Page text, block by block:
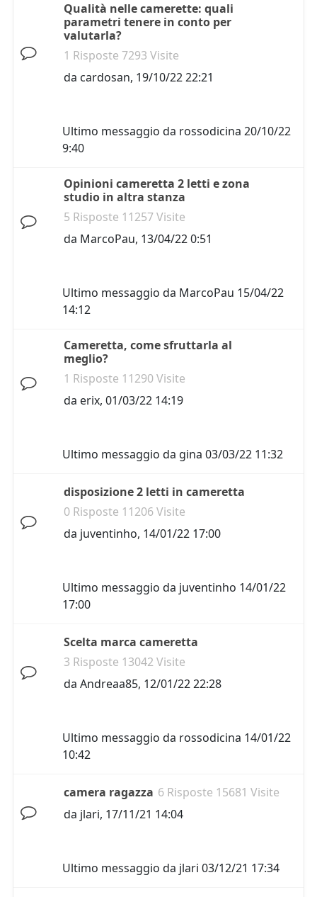
Qualità nelle camerette: quali
parametri tenere in conto per
valutarla?
1 Risposte 7293 Visite
da cardosan, 19/10/22 22:21
Ultimo messaggio da rossodicina 20/10/22
9:40
Opinioni cameretta 2 letti e zona
studio in altra stanza
5 Risposte 11257 Visite
da MarcoPau, 13/04/22 0:51
Ultimo messaggio da MarcoPau 15/04/22
14:12
Cameretta, come sfruttarla al
meglio?
1 Risposte 11290 Visite
da erix, 01/03/22 14:19
Ultimo messaggio da gina 03/03/22 11:32
disposizione 2 letti in cameretta
0 Risposte 11206 Visite
da juventinho, 14/01/22 17:00
Ultimo messaggio da juventinho 14/01/22
17:00
Scelta marca cameretta
3 Risposte 13042 Visite
da Andreaa85, 12/01/22 22:28
Ultimo messaggio da rossodicina 14/01/22
10:42
camera ragazza 6 Risposte 15681 Visite
da jlari, 17/11/21 14:04
Ultimo messaggio da jlari 03/12/21 17:34